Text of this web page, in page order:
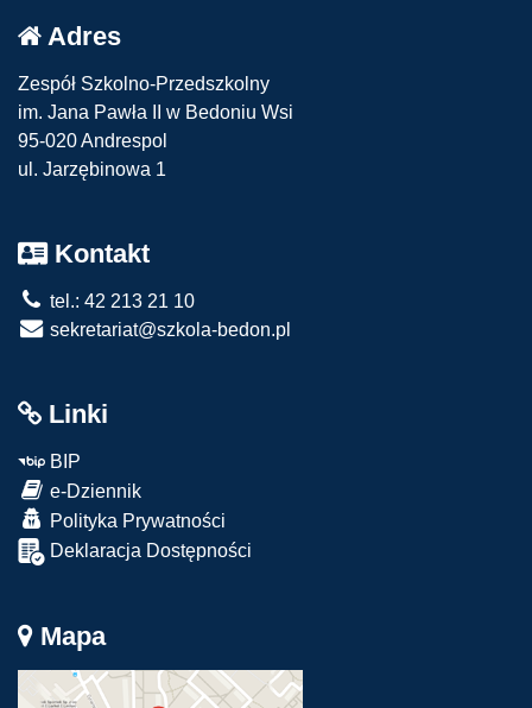
Adres
Zespół Szkolno-Przedszkolny
im. Jana Pawła II w Bedoniu Wsi
95-020 Andrespol
ul. Jarzębinowa 1
Kontakt
tel.: 42 213 21 10
sekretariat@szkola-bedon.pl
Linki
BIP
e-Dziennik
Polityka Prywatności
Deklaracja Dostępności
Mapa